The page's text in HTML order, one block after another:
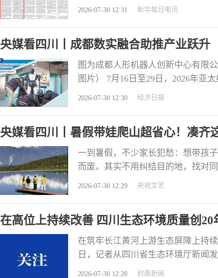
的政府代表、国际组织、跨国企业
2026-07-30 12:31 新华每日电讯
央媒看四川丨成都数实融合助推产业跃升
图为成都人形机器人创新中心有限
图片） 7月16日至29日，2026年亚
举行。成都以此为新起点，进一步
2026-07-30 12:30 经济日报
央媒看四川丨暑假带娃爬山超省心！凑齐
一到暑假，不少家长犯愁：想带孩
而废。其实不用纠结目的地，找对
课，四类“搭子”缺一不可！ 定盘
子
2026-07-30 12:29 央视文艺
在高位上持续改善 四川生态环境质量创
在筑牢长江黄河上游生态屏障上持
日，记者从四川省生态环境厅新闻
要求融入经济社会发展全局，在全
2026-07-30 12:28 封面新闻